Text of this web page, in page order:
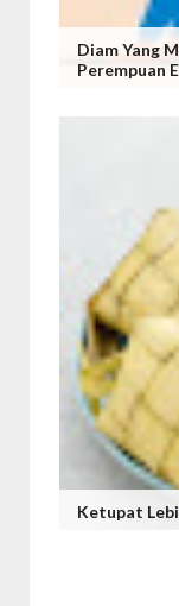
Diam Yang
Perempuan
Ketupat